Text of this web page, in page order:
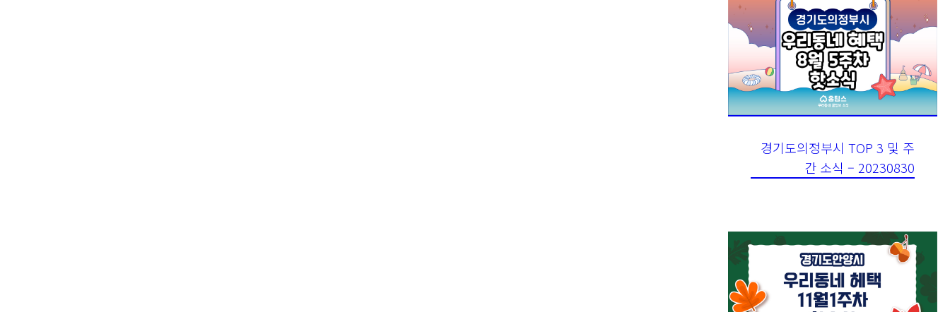
경기도의정부시 TOP 3 및 주
간 소식 – 20230830